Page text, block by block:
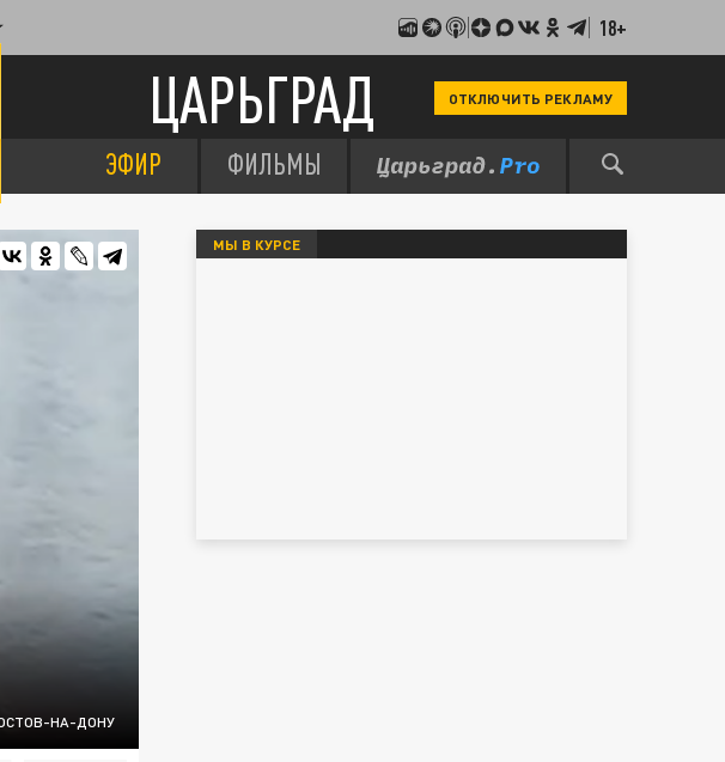
18+
ЦАРЬГРАД ОТКЛЮЧИТЬ РЕКЛАМУ
ЭФИР ФИЛЬМЫ
НА-ДОНУ
МЫ В КУРСЕ